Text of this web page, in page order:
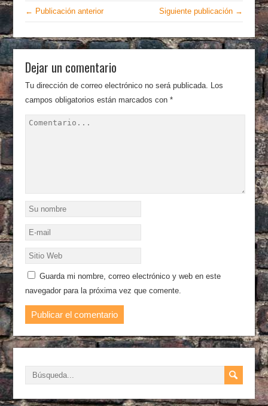
← Publicación anterior Siguiente publicación →
Dejar un comentario
Tu dirección de correo electrónico no será publicada. Los
campos obligatorios están marcados con*
Guarda mi nombre, correo electrónico y web en este
navegador para la próxima vez que comente.